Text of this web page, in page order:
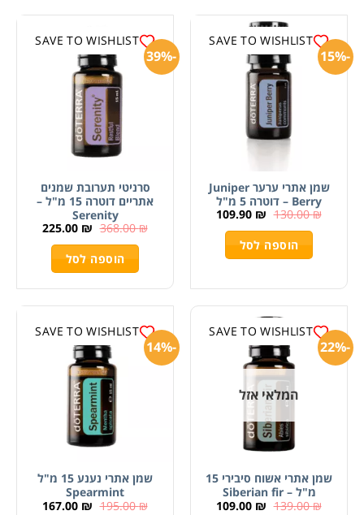
SAVE TO WISHLIST
-15%
שמן אתרי ערער Juniper
Berry – דוטרה 5 מ"ל
130.00₪
109.90 ₪
הוספה לסל
SAVE TO WISHLIST
-39%
סרניטי תערובת שמנים
אתריים דוטרה 15 מ"ל –
Serenity
368.00₪
225.00 ₪
הוספה לסל
SAVE TO WISHLIST
-22%
המלאי אזל
שמן אתרי אשוח סיבירי 15
מ"ל – Siberian fir
139.00₪
109.00 ₪
SAVE TO WISHLIST
-14%
שמן אתרי נענע 15 מ"ל
Spearmint
195.00₪
167.00 ₪